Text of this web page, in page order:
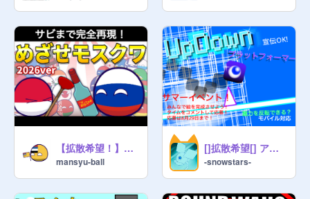
【拡散希望！】PBでめざせモスクワ！2026年ver
mansyu-ball
[]拡散希望[] アップダウンプラットフォーマー (宣伝OK)
-snowstars-